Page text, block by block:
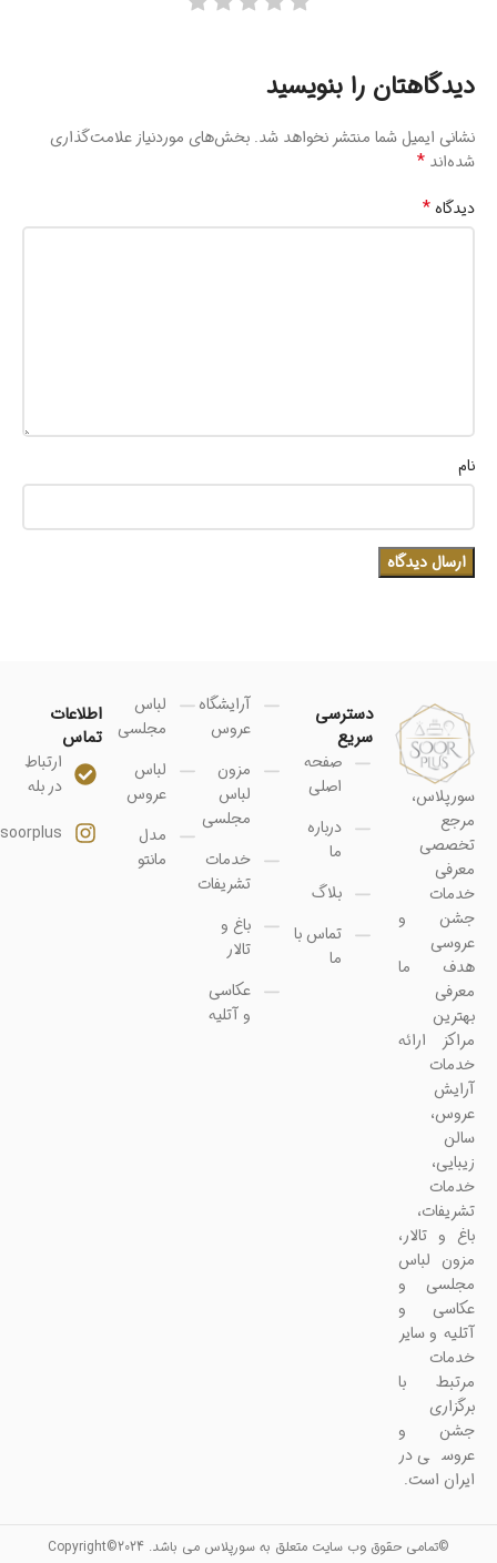
دیدگاهتان را بنویسید
نشانی ایمیل شما منتشر نخواهد شد. بخش‌های موردنیاز علامت‌گذاری
شده‌اند *
دیدگاه*
نام
سورپلاس،
مرجع
تخصصی
معرفی
خدمات
جشن و
عروسی
هدف ما
معرفی
بهترین
مراکز ارائه
خدمات
آرایش
عروس،
سالن
زیبایی،
خدمات
تشریفات،
باغ و تالار،
مزون لباس
مجلسی و
عکاسی و
آتلیه و سایر
خدمات
مرتبط با
برگزاری
جشن و
عروسی در
ایران است.
دسترسی
سریع
صفحه
اصلی
درباره
ما
بلاگ
تماس با
ما
آرایشگاه
عروس
مزون
لباس
مجلسی
خدمات
تشریفات
باغ و
تالار
عکاسی
و آتلیه
لباس
مجلسی
لباس
عروس
مدل
مانتو
اطلاعات
تماس
ارتباط
در بله
soorplus@
©تمامی حقوق وب سایت متعلق به سورپلاس می باشد. Copyright©2024